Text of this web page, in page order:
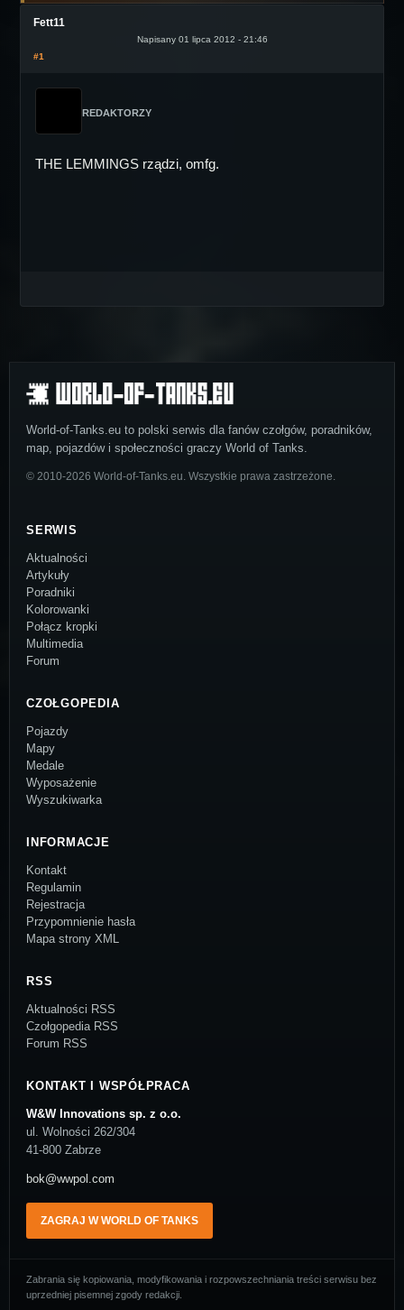
Fett11
Napisany 01 lipca 2012 - 21:46
#1
REDAKTORZY
THE LEMMINGS rządzi, omfg.
World-of-Tanks.eu to polski serwis dla fanów czołgów, poradników,
map, pojazdów i społeczności graczy World of Tanks.
© 2010-2026 World-of-Tanks.eu. Wszystkie prawa zastrzeżone.
SERWIS
Aktualności
Artykuły
Poradniki
Kolorowanki
Połącz kropki
Multimedia
Forum
CZOŁGOPEDIA
Pojazdy
Mapy
Medale
Wyposażenie
Wyszukiwarka
INFORMACJE
Kontakt
Regulamin
Rejestracja
Przypomnienie hasła
Mapa strony XML
RSS
Aktualności RSS
Czołgopedia RSS
Forum RSS
KONTAKT I WSPÓŁPRACA
W&W Innovations sp. z o.o.
ul. Wolności 262/304
41-800 Zabrze
bok@wwpol.com
ZAGRAJ W WORLD OF TANKS
Zabrania się kopiowania, modyfikowania i rozpowszechniania treści serwisu bez
uprzedniej pisemnej zgody redakcji.